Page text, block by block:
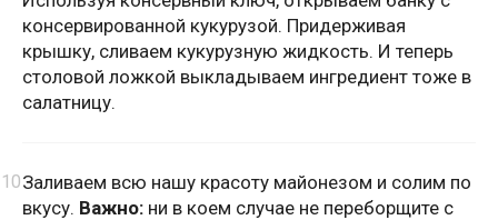
консервированной кукурузой. Придерживая
крышку, сливаем кукурузную жидкость. И теперь
столовой ложкой выкладываем ингредиент тоже в
салатницу.
Заливаем всю нашу красоту майонезом и солим по
вкусу. Важно: ни в коем случае не переборщите с